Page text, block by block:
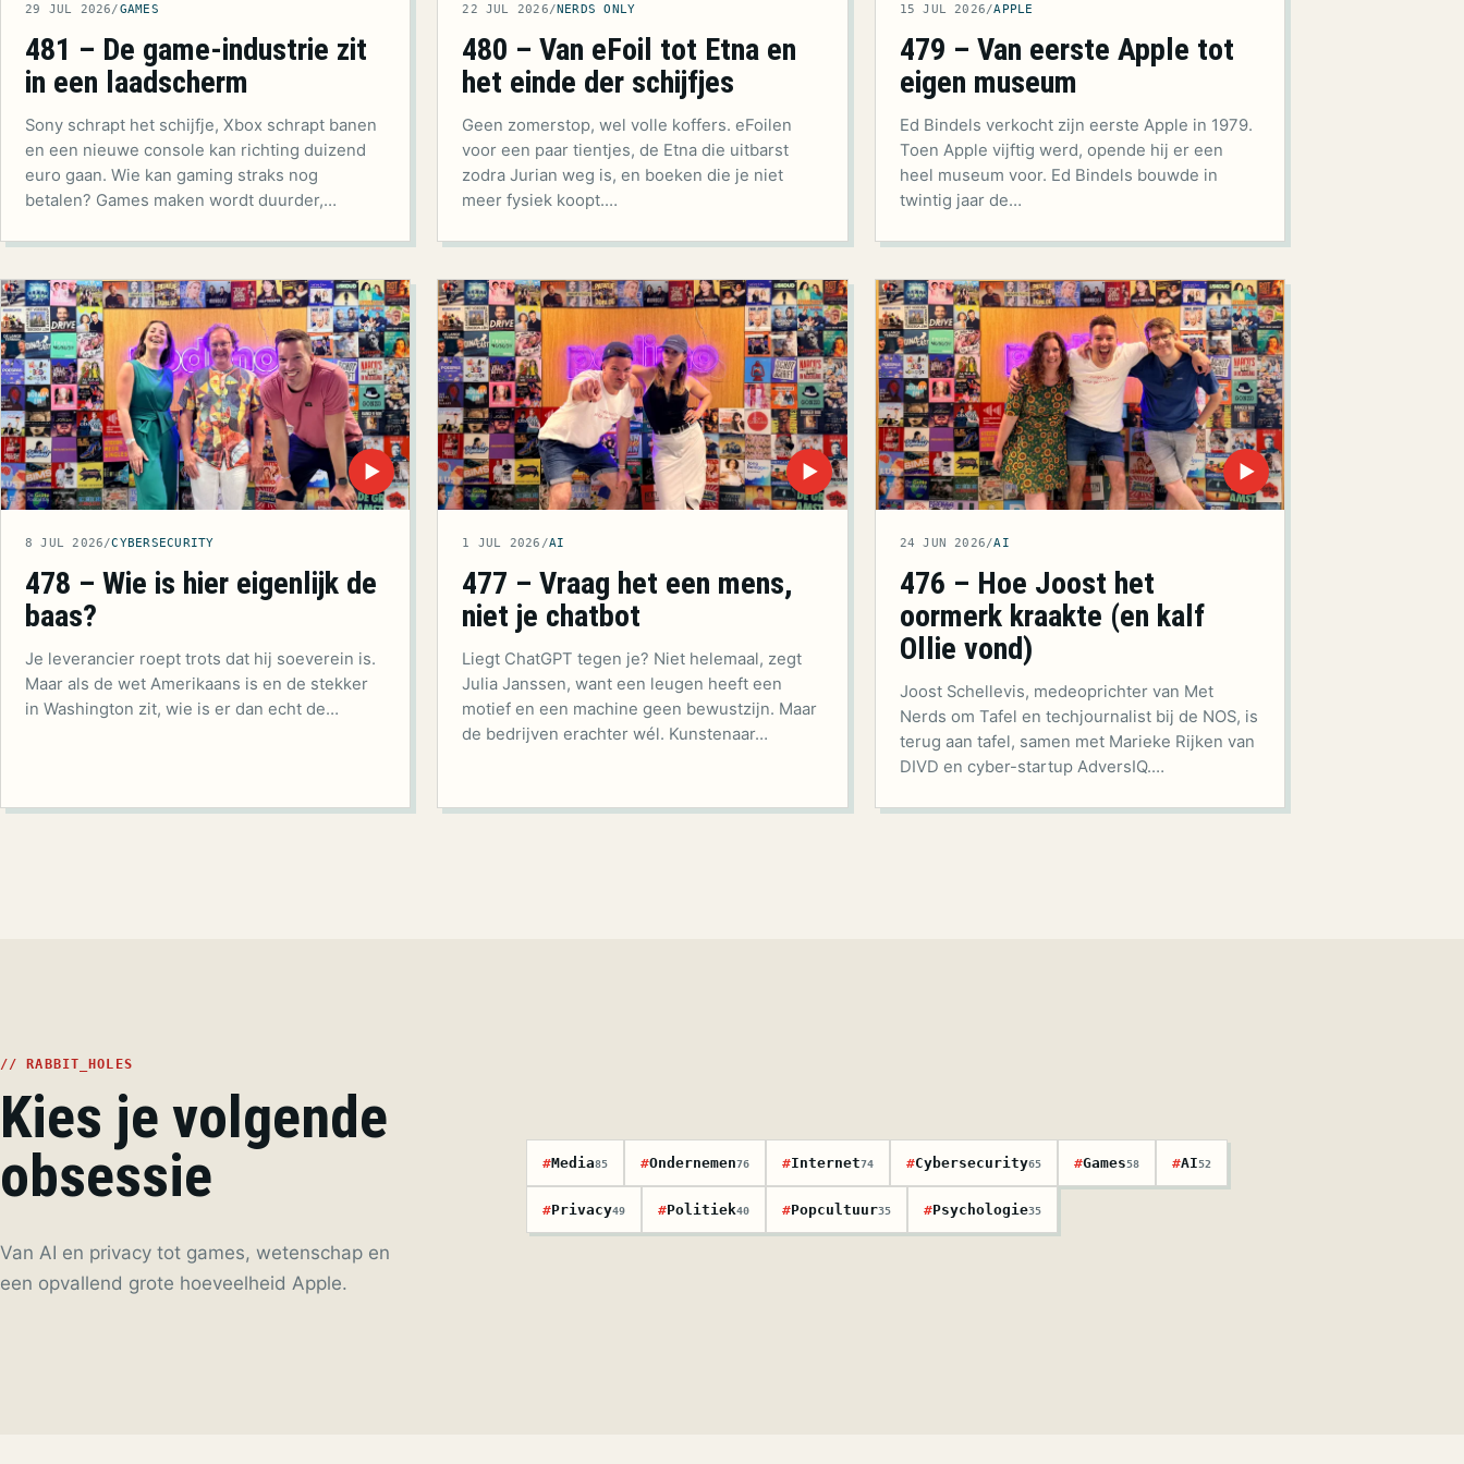
29 JUL 2026/GAMES
481 – De game-industrie zit
in een laadscherm
Sony schrapt het schijfje, Xbox schrapt banen
en een nieuwe console kan richting duizend
euro gaan. Wie kan gaming straks nog
betalen? Games maken wordt duurder,…
22 JUL 2026/NERDS ONLY
480 – Van eFoil tot Etna en
het einde der schijfjes
Geen zomerstop, wel volle koffers. eFoilen
voor een paar tientjes, de Etna die uitbarst
zodra Jurian weg is, en boeken die je niet
meer fysiek koopt.…
15 JUL 2026/APPLE
479 – Van eerste Apple tot
eigen museum
Ed Bindels verkocht zijn eerste Apple in 1979.
Toen Apple vijftig werd, opende hij er een
heel museum voor. Ed Bindels bouwde in
twintig jaar de…
▶
8 JUL 2026/CYBERSECURITY
478 – Wie is hier eigenlijk de
baas?
Je leverancier roept trots dat hij soeverein is.
Maar als de wet Amerikaans is en de stekker
in Washington zit, wie is er dan echt de…
▶
1 JUL 2026 /AI
477 – Vraag het een mens,
niet je chatbot
Liegt ChatGPT tegen je? Niet helemaal, zegt
Julia Janssen, want een leugen heeft een
motief en een machine geen bewustzijn. Maar
de bedrijven erachter wél. Kunstenaar…
▶
24 JUN 2026/AI
476 – Hoe Joost het
oormerk kraakte (en kalf
Ollie vond)
Joost Schellevis, medeoprichter van Met
Nerds om Tafel en techjournalist bij de NOS, is
terug aan tafel, samen met Marieke Rijken van
DIVD en cyber-startup AdversIQ.…
// RABBIT_HOLES
Kies je volgende
obsessie
Van AI en privacy tot games, wetenschap en
een opvallend grote hoeveelheid Apple.
#Media85 #Ondernemen76 #Internet74 #Cybersecurity65 #Games58 #AI52
#Privacy49 #Politiek40 #Popcultuur35 #Psychologie35